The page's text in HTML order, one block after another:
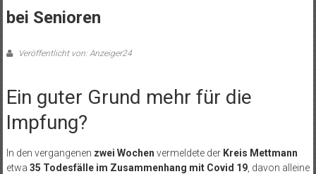
bei Senioren
Veröffentlicht von: Anzeiger24
Ein guter Grund mehr für die
Impfung?
In den vergangenen zwei Wochen vermeldete der Kreis Mettmann
etwa 35 Todesfälle im Zusammenhang mit Covid 19, davon alleine